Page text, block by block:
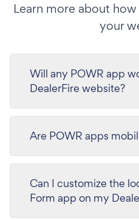
Learn more about
your
Will any POWR app
DealerFire website?
Are POWR apps
Can I customize the
Form app on my